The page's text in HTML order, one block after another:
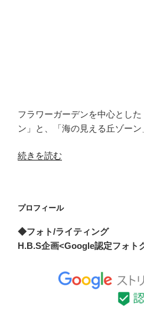
フラワーガーデンを中心とし
ン」と、「海の見える丘ゾーン
“鳴
海
公
続きを読む
プロフィール
◆フォト/ライティング
H.B.S企画<Google認定フォト